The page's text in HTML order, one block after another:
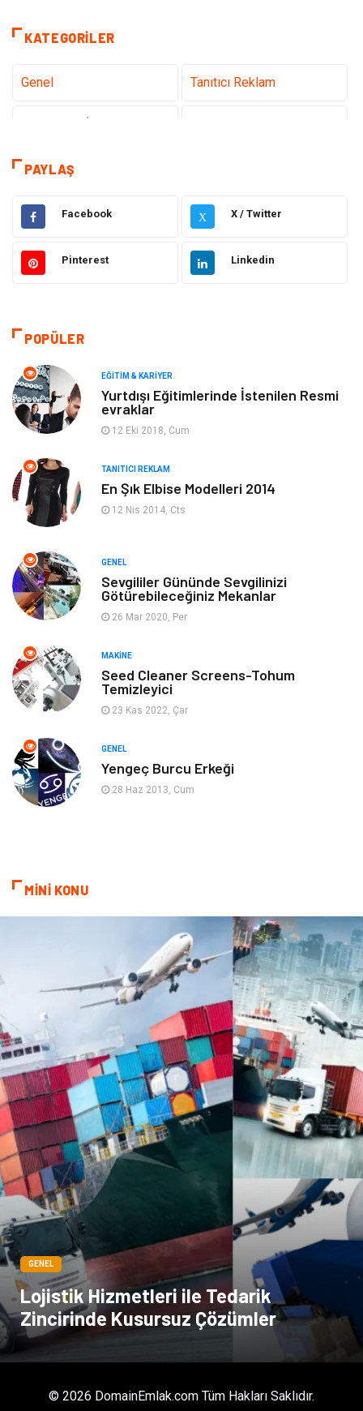
KATEGORILER
Genel Tanıtıcı Reklam
Hizmet
Hukuk Emlak
Otomotiv Sağlıklı Yaşam
Moda
Makine
Elektronik
Giyim
Ev Dekorasyon Organizasyon
Anne & Çocuk Genel Kültür
Ev İşleri
Gençlik & Eğlence
Mobilya
Evlilik Rehberi
Astroloji Keyfinizi Kaçırmayın
Çadır
Yazı Tahtaları Pet Malzemeleri
PAYLAŞ
Facebook X X / Twitter
Pinterest Linkedin
POPÜLER
EĞITIM & KARIYER
Yurtdışı Eğitimlerinde İstenilen Resmi
evraklar
12 Eki 2018, Cum
TANITICI REKLAM
En Şık Elbise Modelleri 2014
12 Nis 2014, Cts
GENEL
Sevgililer Gününde Sevgilinizi
Götürebileceğiniz Mekanlar
26 Mar 2020, Per
MAKINE
Seed Cleaner Screens-Tohum
Temizleyici
23 Kas 2022, Çar
GENEL
Yengeç Burcu Erkeği
28 Haz 2013, Cum
MİNİ KONU
GENEL
Lojistik Hizmetleri ile Tedarik
Zincirinde Kusursuz Çözümler
© 2026 DomainEmlak.com Tüm Hakları Saklıdır.